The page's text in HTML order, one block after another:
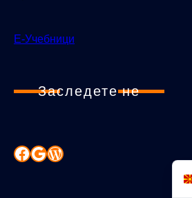
Е-Учебници
Заследете не